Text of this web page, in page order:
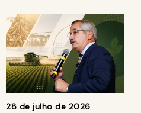
28 de julho de 2026